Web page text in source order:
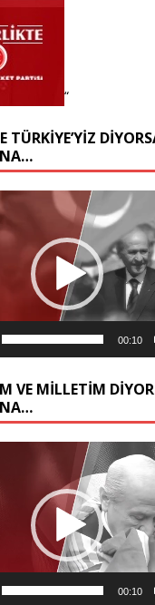
“
TÜRKIYE’YIZ
00:10
VE MILLETIM
00:10